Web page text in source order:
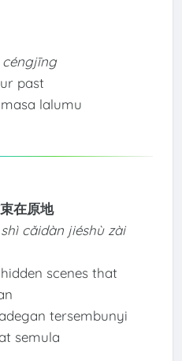
céngjīng
past
lalumu
在原地
cǎidàn jiéshù zài
scenes that
tersembunyi
semula